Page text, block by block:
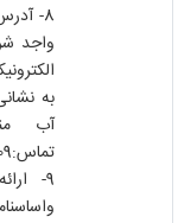
8-
واجد
به
آب
تماس:06633240009
9-